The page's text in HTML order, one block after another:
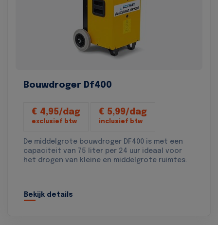
Bouwdroger Df400
€ 4,95/dag
exclusief btw
€ 5,99/dag
inclusief btw
De middelgrote bouwdroger DF400 is met een
capaciteit van 75 liter per 24 uur ideaal voor
het drogen van kleine en middelgrote ruimtes.
Bekijk details